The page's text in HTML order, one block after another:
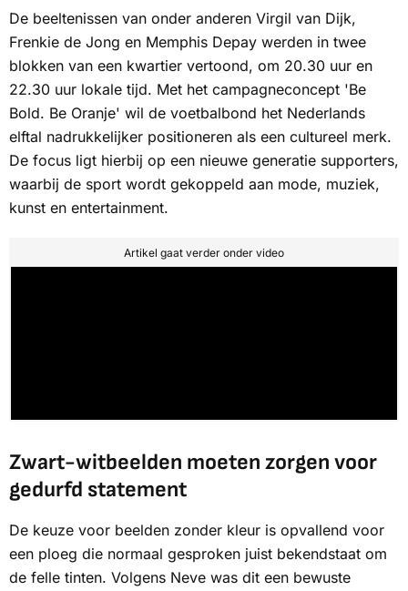
De beeltenissen van onder anderen Virgil van Dijk,
Frenkie de Jong en Memphis Depay werden in twee
blokken van een kwartier vertoond, om 20.30 uur en
22.30 uur lokale tijd. Met het campagneconcept 'Be
Bold. Be Oranje' wil de voetbalbond het Nederlands
elftal nadrukkelijker positioneren als een cultureel merk.
De focus ligt hierbij op een nieuwe generatie supporters,
waarbij de sport wordt gekoppeld aan mode, muziek,
kunst en entertainment.
Artikel gaat verder onder video
Zwart-witbeelden moeten zorgen voor
gedurfd statement
De keuze voor beelden zonder kleur is opvallend voor
een ploeg die normaal gesproken juist bekendstaat om
de felle tinten. Volgens Neve was dit een bewuste